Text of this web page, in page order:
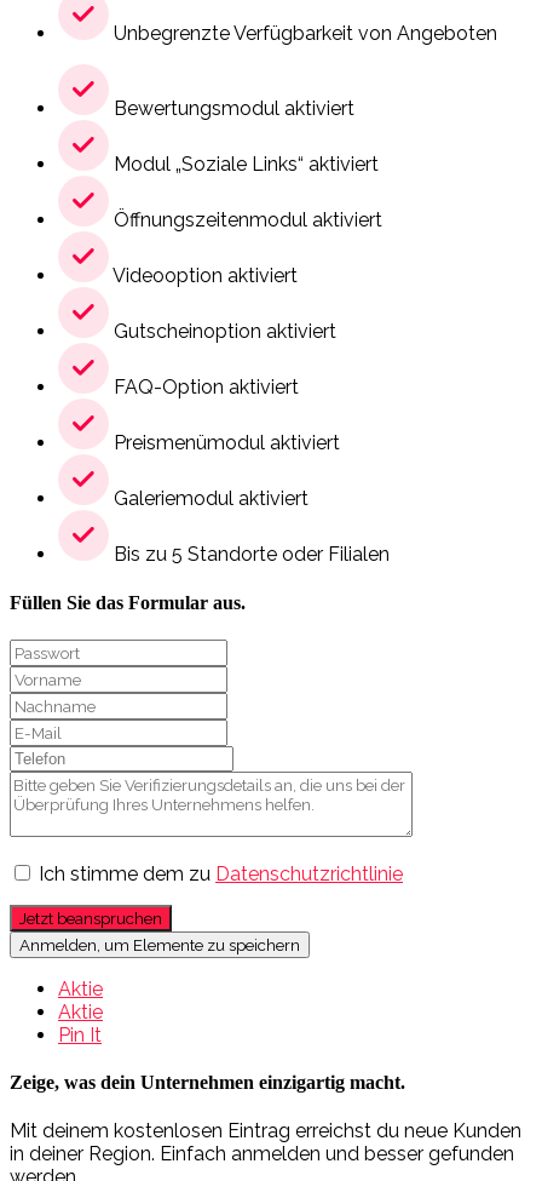
Unbegrenzte Verfügbarkeit von Angeboten
Bewertungsmodul aktiviert
Modul „Soziale Links“ aktiviert
Öffnungszeitenmodul aktiviert
Videooption aktiviert
Gutscheinoption aktiviert
FAQ-Option aktiviert
Preismenümodul aktiviert
Galeriemodul aktiviert
Bis zu 5 Standorte oder Filialen
Füllen Sie das Formular aus.
Ich stimme dem zu Datenschutzrichtlinie
Jetzt beanspruchen
Anmelden, um Elemente zu speichern
Aktie
Aktie
Pin It
Zeige, was dein Unternehmen einzigartig macht.
Mit deinem kostenlosen Eintrag erreichst du neue Kunden
in deiner Region. Einfach anmelden und besser gefunden